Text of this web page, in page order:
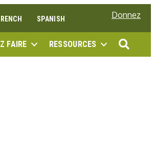
SPANISH Donnez
FAIRE RESSOURCES